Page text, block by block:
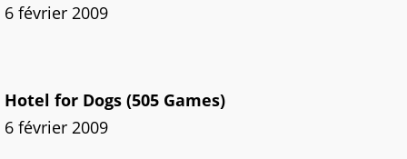
6 février 2009
Hotel for Dogs (505 Games)
6 février 2009